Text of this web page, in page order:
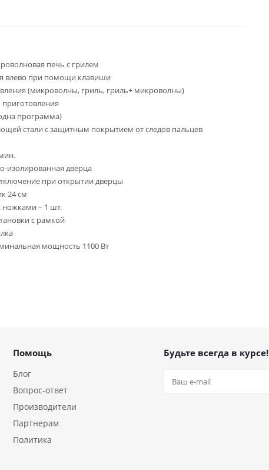
печь с грилем
влево при помощи клавиши
(микроволны, гриль, гриль+ микроволны)
программа)
стали с защитным покрытием от следов пальцев
изолированная дверца
при открытии дверцы
24 см
ножками – 1 шт.
с рамкой
мощность 1100 Вт
Помощь
Блог
Вопрос-ответ
Производители
Партнерам
Политика
Будьте всегда в курсе!